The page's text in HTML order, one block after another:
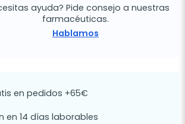
ayuda? Pide consejo a nuestras
farmacéuticas.
Hablamos
en pedidos +65€
en 14 días laborables